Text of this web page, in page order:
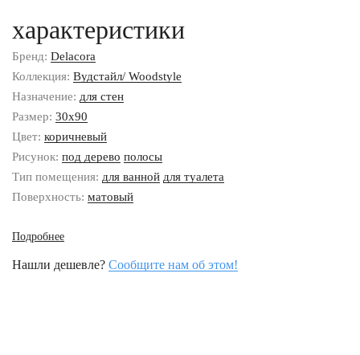
характеристики
Бренд: Delacora
Коллекция: Вудстайл/ Woodstyle
Назначение: для стен
Размер: 30x90
Цвет: коричневый
Рисунок: под дерево полосы
Тип помещения: для ванной для туалета
Поверхность: матовый
Подробнее
Нашли дешевле? Сообщите нам об этом!